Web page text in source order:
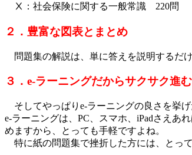
Ⅹ：社会保険に関する一般常識 220問
２．豊富な図表とまとめ
問題集の解説は、単に答えを説明するだ
３．e-ラーニングだからサクサク進む
そしてやっぱりe-ラーニングの良さを挙げ
e-ラーニングは、PC、スマホ、iPadさえあ
めますから、とっても手軽ですよね。
特に紙の問題集で挫折した方には、とっ